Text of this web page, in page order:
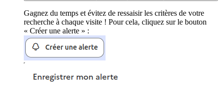
Gagnez du temps et évitez de ressaisir les critères de votre
recherche à chaque visite ! Pour cela, cliquez sur le bouton
« Créer une alerte » :